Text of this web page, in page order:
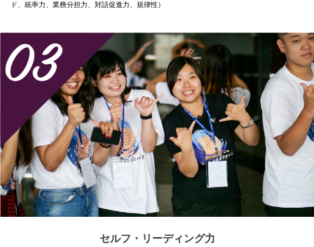
ド、統率力、業務分担力、対話促進力、規律性）
セルフ・リーディング力